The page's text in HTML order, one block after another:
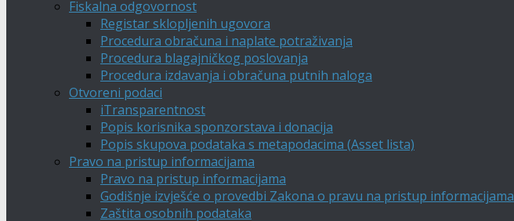
Fiskalna odgovornost
Registar sklopljenih ugovora
Procedura obračuna i naplate potraživanja
Procedura blagajničkog poslovanja
Procedura izdavanja i obračuna putnih naloga
Otvoreni podaci
iTransparentnost
Popis korisnika sponzorstava i donacija
Popis skupova podataka s metapodacima (Asset lista)
Pravo na pristup informacijama
Pravo na pristup informacijama
Godišnje izvješće o provedbi Zakona o pravu na pristup informacijama
Zaštita osobnih podataka